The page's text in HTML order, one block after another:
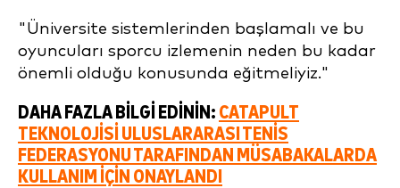
"Üniversite sistemlerinden başlamalı ve bu
oyuncuları sporcu izlemenin neden bu kadar
önemli olduğu konusunda eğitmeliyiz."
DAHA FAZLA BILGI EDININ: CATAPULT
TEKNOLOJISI ULUSLARARASI TENIS
FEDERASYONU TARAFINDAN MÜSABAKALARDA
KULLANIM IÇIN ONAYLANDI